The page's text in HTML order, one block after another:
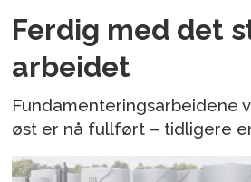
Ferdig med det
arbeidet
Fundamenteringsarbeidene
øst er nå fullført – tidligere